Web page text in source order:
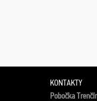
KONTAKTY
Pobočka